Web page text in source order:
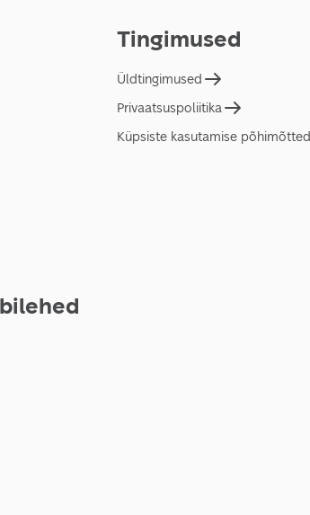
Tingimused
Üldtingimused
Privaatsuspoliitika
Küpsiste kasutamise põhimõtted